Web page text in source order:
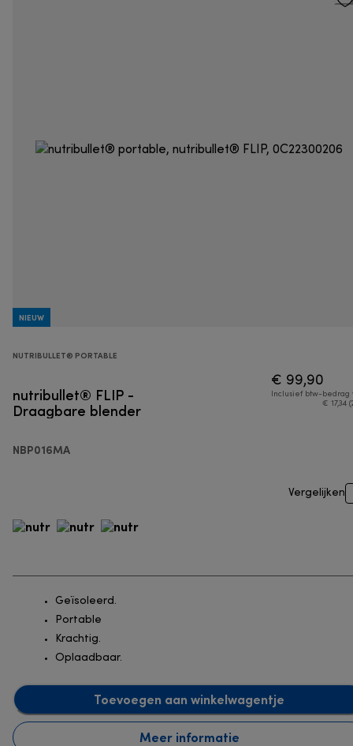
NIEUW
NUTRIBULLET® PORTABLE
nutribullet® FLIP -
Draagbare blender
NBP016MA
€ 99,90
Inclusief btw-bedrag
€ 17,34
Vergelijken
Geïsoleerd.
Portable
Krachtig.
Oplaadbaar.
Toevoegen aan winkelwagentje
Meer informatie